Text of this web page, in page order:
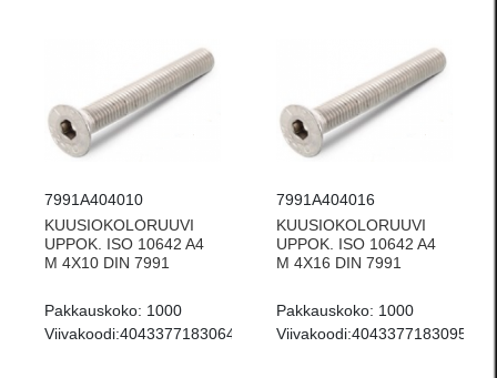
7991A404010
KUUSIOKOLORUUVI
UPPOK. ISO 10642 A4
M 4X10 DIN 7991
Pakkauskoko: 1000
Viivakoodi:4043377183064
7991A404016
KUUSIOKOLORUUVI
UPPOK. ISO 10642 A4
M 4X16 DIN 7991
Pakkauskoko: 1000
Viivakoodi:4043377183095